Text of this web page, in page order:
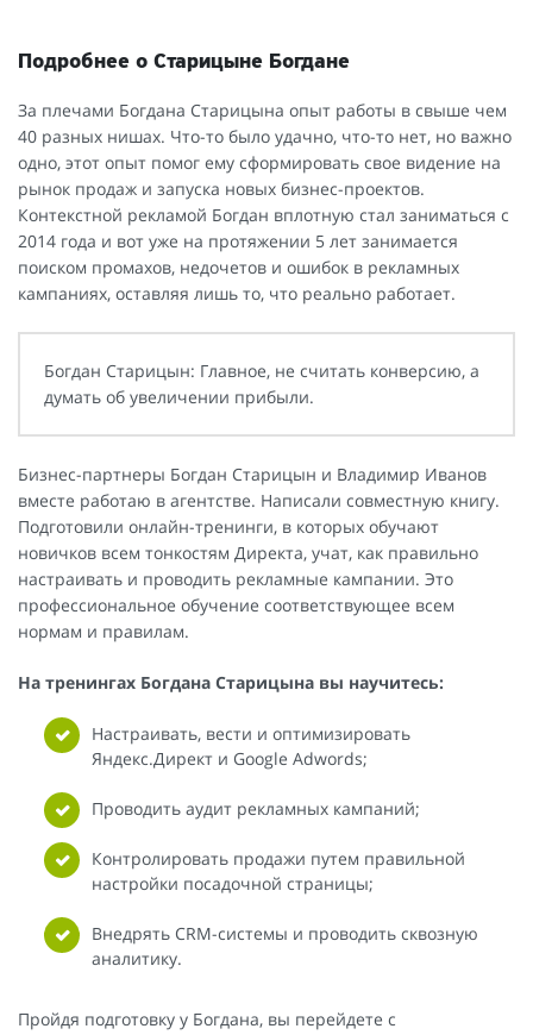
Подробнее о Старицыне Богдане
За плечами Богдана Старицына опыт работы в свыше чем
40 разных нишах. Что-то было удачно, что-то нет, но важно
одно, этот опыт помог ему сформировать свое видение на
рынок продаж и запуска новых бизнес-проектов.
Контекстной рекламой Богдан вплотную стал заниматься с
2014 года и вот уже на протяжении 5 лет занимается
поиском промахов, недочетов и ошибок в рекламных
кампаниях, оставляя лишь то, что реально работает.
Богдан Старицын: Главное, не считать конверсию, а
думать об увеличении прибыли.
Бизнес-партнеры Богдан Старицын и Владимир Иванов
вместе работаю в агентстве. Написали совместную книгу.
Подготовили онлайн-тренинги, в которых обучают
новичков всем тонкостям Директа, учат, как правильно
настраивать и проводить рекламные кампании. Это
профессиональное обучение соответствующее всем
нормам и правилам.
На тренингах Богдана Старицына вы научитесь:
Настраивать, вести и оптимизировать
Яндекс.Директ и Google Adwords;
Проводить аудит рекламных кампаний;
Контролировать продажи путем правильной
настройки посадочной страницы;
Внедрять CRM-системы и проводить сквозную
аналитику.
Пройдя подготовку у Богдана, вы перейдете с